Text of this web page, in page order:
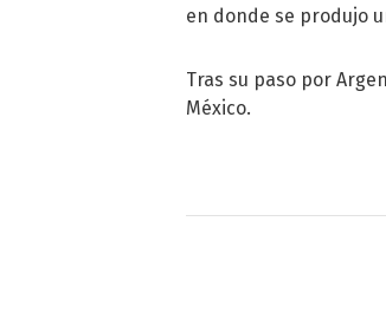
en donde se produjo
Tras su paso por
México.